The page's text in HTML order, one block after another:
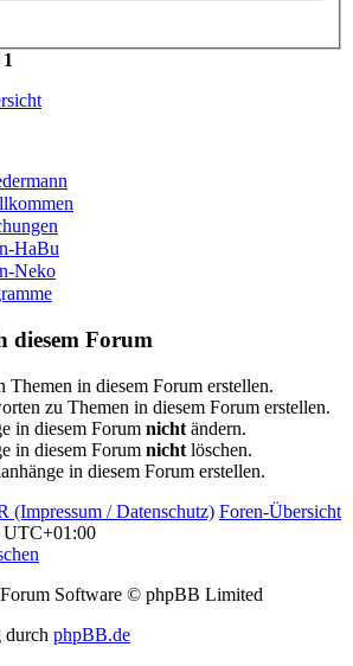
1
HaBu
Neko
diesem Forum
Themen in diesem Forum erstellen.
zu Themen in diesem Forum erstellen.
in diesem Forum nicht ändern.
in diesem Forum nicht löschen.
in diesem Forum erstellen.
(Impressum / Datenschutz) Foren-Übersicht
UTC+01:00
Software © phpBB Limited
durch phpBB.de